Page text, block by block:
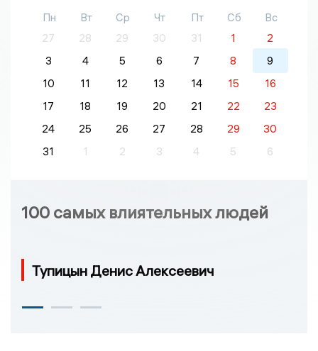
Пн Вт Ср Чт Пт Сб
Вс
27
28 29 30 31 1
2
3
4 5 6 7 8
9
10
11 12 13 14 15
16
17
18 19 20 21 22
23
24
25 26 27 28 29
30
31
1 2 3 4 5 6
100 самых влиятельных людей
Тупицын Денис Алексеевич